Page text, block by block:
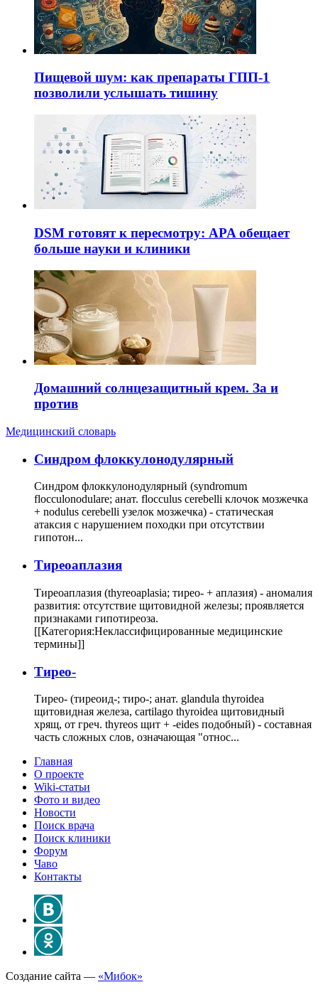
Пищевой шум: как препараты ГПП-1
позволили услышать тишину
DSM готовят к пересмотру: APA обещает
больше науки и клиники
Домашний солнцезащитный крем. За и
против
Медицинский словарь
Cиндром флоккулонодулярный
Синдром флоккулонодулярный (syndromum
flocculonodulare; анат. flocculus cerebelli клочок мозжечка
+ nodulus cerebelli узелок мозжечка) - статическая
атаксия с нарушением походки при отсутствии
гипотон...
Тиреоаплазия
Тиреоаплазия (thyreoaplasia; тирео- + аплазия) - аномалия
развития: отсутствие щитовидной железы; проявляется
признаками гипотиреоза.
[[Категория:Неклассифицированные медицинские
термины]]
Тирео-
Тирео- (тиреоид-; тиро-; анат. glandula thyroidea
щитовидная железа, cartilago thyroidea щитовидный
хрящ, от греч. thyreos щит + -eides подобный) - составная
часть сложных слов, означающая "относ...
Главная
О проекте
Wiki-статьи
Фото и видео
Новости
Поиск врача
Поиск клиники
Форум
Чаво
Контакты
Создание сайта — «Мибок»